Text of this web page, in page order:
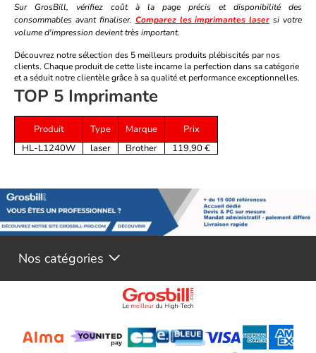
Sur GrosBill, vérifiez coût à la page précis et disponibilité des
consommables avant finaliser. Comparez les imprimantes laser si votre
volume d'impression devient très important.
Découvrez notre sélection des 5 meilleurs produits plébiscités par nos
clients. Chaque produit de cette liste incarne la perfection dans sa catégorie
et a séduit notre clientèle grâce à sa qualité et performance exceptionnelles.
TOP 5 Imprimante
Produit Type Marque
Prix
HL-L1240W
laser Brother 119,90 €
Nos catégories